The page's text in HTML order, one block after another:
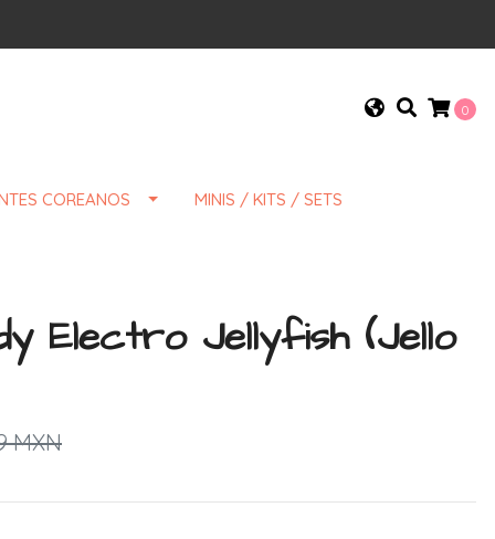
0
COREANOS MINIS / KITS / SETS
Electro Jellyfish (Jello
MXN